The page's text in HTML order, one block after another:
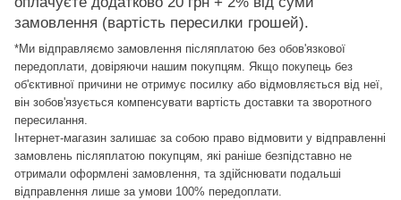
замовлення (вартість пересилки грошей).
*Ми відправляємо замовлення післяплатою без обов'язкової
передоплати, довіряючи нашим покупцям. Якщо покупець без
об'єктивної причини не отримує посилку або відмовляється від неї,
він зобов'язується компенсувати вартість доставки та зворотного
пересилання.
Інтернет-магазин залишає за собою право відмовити у відправленні
замовлень післяплатою покупцям, які раніше безпідставно не
отримали оформлені замовлення, та здійснювати подальші
відправлення лише за умови 100% передоплати.